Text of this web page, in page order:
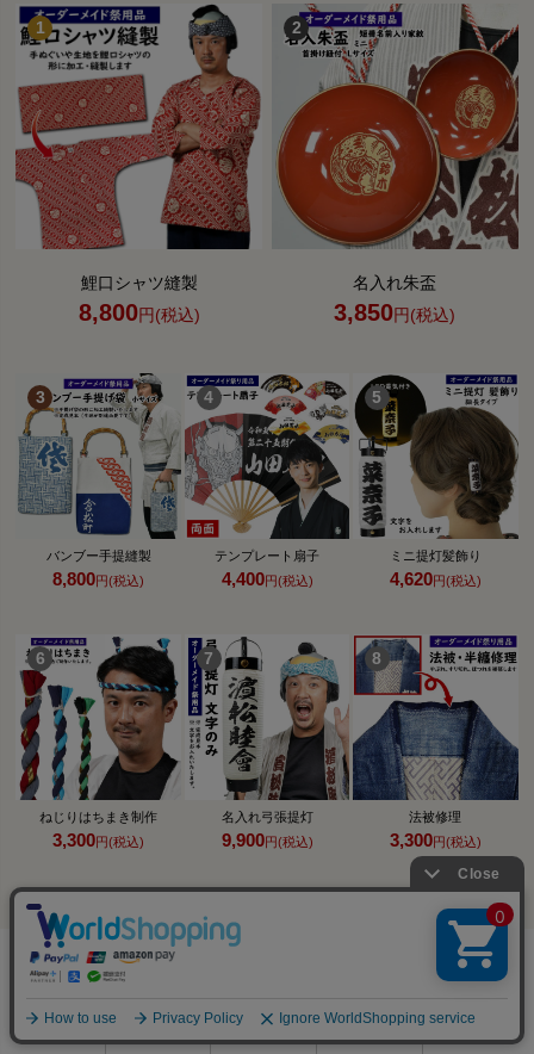
鯉口シャツ縫製
8,800円(税込)
名入れ朱盃
3,850円(税込)
バンブー手提縫製
8,800円(税込)
テンプレート扇子
4,400円(税込)
ミニ提灯髪飾り
4,620円(税込)
ねじりはちまき制作
3,300円(税込)
名入れ弓張提灯
9,900円(税込)
法被修理
3,300円(税込)
会員ページ 店舗案内